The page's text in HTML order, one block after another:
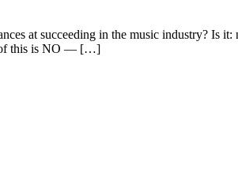
at succeeding in the music industry? Is
of this is NO — […]